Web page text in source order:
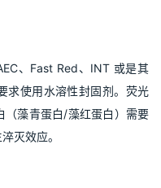
、Fast Red、INT 或是其
求使用水溶性封固剂。荧光
（藻青蛋白/藻红蛋白）需要
灭效应。